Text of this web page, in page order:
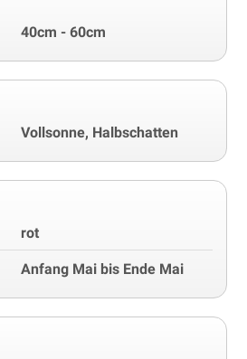
40cm - 60cm
Vollsonne, Halbschatten
rot
Anfang Mai bis Ende Mai